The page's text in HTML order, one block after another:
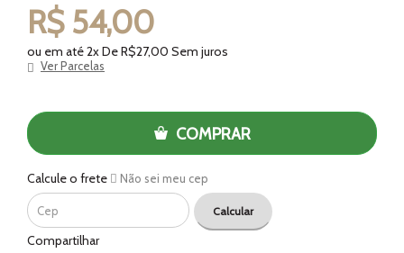
R$ 54,00
ou em até 2x De R$27,00 Sem juros
Ver Parcelas
COMPRAR
Calcule o frete Não sei meu cep
Calcular
Compartilhar